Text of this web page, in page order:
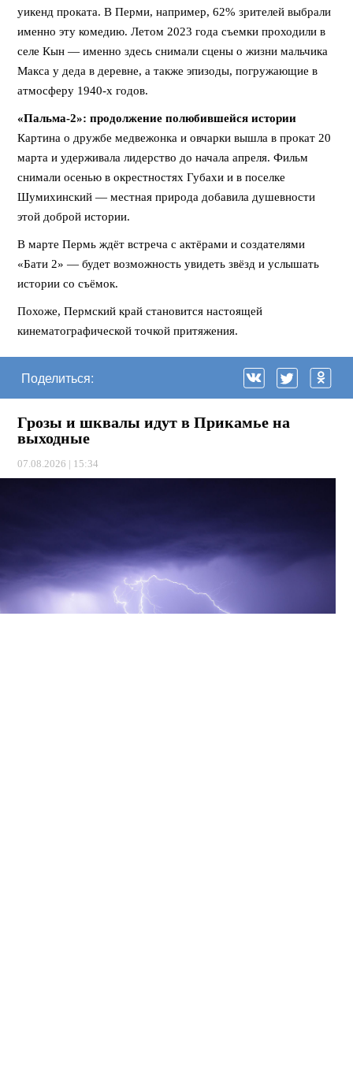
уикенд проката. В Перми, например, 62% зрителей выбрали
именно эту комедию. Летом 2023 года съемки проходили в
селе Кын — именно здесь снимали сцены о жизни мальчика
Макса у деда в деревне, а также эпизоды, погружающие в
атмосферу 1940-х годов.
«Пальма-2»: продолжение полюбившейся истории
Картина о дружбе медвежонка и овчарки вышла в прокат 20
марта и удерживала лидерство до начала апреля. Фильм
снимали осенью в окрестностях Губахи и в поселке
Шумихинский — местная природа добавила душевности
этой доброй истории.
В марте Пермь ждёт встреча с актёрами и создателями
«Бати 2» — будет возможность увидеть звёзд и услышать
истории со съёмок.
Похоже, Пермский край становится настоящей
кинематографической точкой притяжения.
Поделиться:
Грозы и шквалы идут в Прикамье на
выходные
07.08.2026 | 15:34